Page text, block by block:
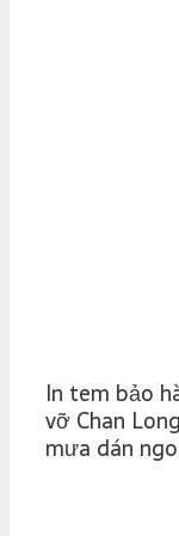
In tem bảo
vỡ Chan
mưa dán